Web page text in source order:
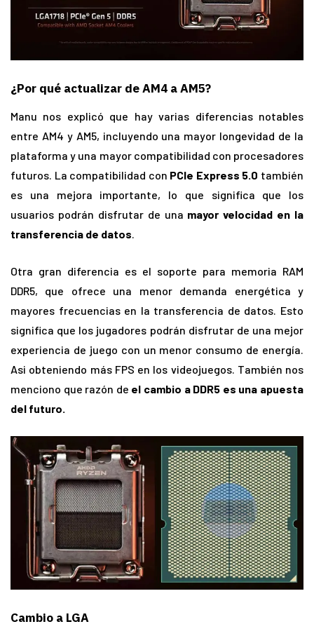
¿Por qué actualizar de AM4 a AM5?
Manu nos explicó que hay varias diferencias notables
entre AM4 y AM5, incluyendo una mayor longevidad de la
plataforma y una mayor compatibilidad con procesadores
futuros. La compatibilidad con PCIe Express 5.0 también
es una mejora importante, lo que significa que los
usuarios podrán disfrutar de una mayor velocidad en la
transferencia de datos.
Otra gran diferencia es el soporte para memoria RAM
DDR5, que ofrece una menor demanda energética y
mayores frecuencias en la transferencia de datos. Esto
significa que los jugadores podrán disfrutar de una mejor
experiencia de juego con un menor consumo de energía.
Asi obteniendo más FPS en los videojuegos. También nos
menciono que razón de el cambio a DDR5 es una apuesta
del futuro.
Cambio a LGA